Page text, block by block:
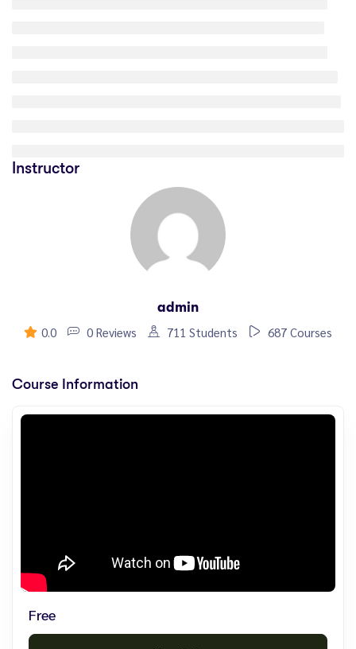
Instructor
admin
0.0
0 Reviews 711 Students 687 Courses
Course Information
Free